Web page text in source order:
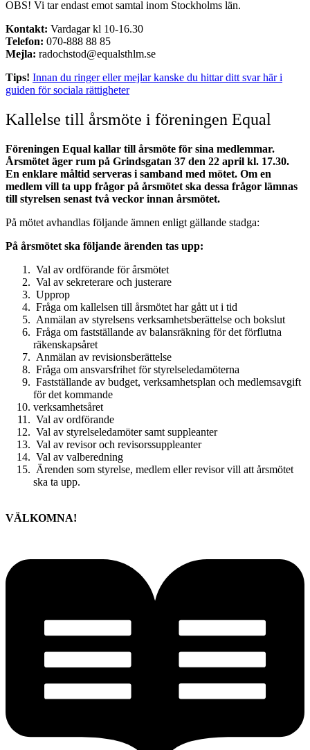
OBS! Vi tar endast emot samtal inom Stockholms län.
Kontakt: Vardagar kl 10-16.30
Telefon: 070-888 88 85
Mejla: radochstod@equalsthlm.se
Tips! Innan du ringer eller mejlar kanske du hittar ditt svar här i
guiden för sociala rättigheter
Kallelse till årsmöte i föreningen Equal
Föreningen Equal kallar till årsmöte för sina medlemmar.
Årsmötet äger rum på Grindsgatan 37 den 22 april kl. 17.30.
En enklare måltid serveras i samband med mötet. Om en
medlem vill ta upp frågor på årsmötet ska dessa frågor lämnas
till styrelsen senast två veckor innan årsmötet.
På mötet avhandlas följande ämnen enligt gällande stadga:
På årsmötet ska följande ärenden tas upp:
Val av ordförande för årsmötet
Val av sekreterare och justerare
Upprop
Fråga om kallelsen till årsmötet har gått ut i tid
Anmälan av styrelsens verksamhetsberättelse och bokslut
Fråga om fastställande av balansräkning för det förflutna
räkenskapsåret
Anmälan av revisionsberättelse
Fråga om ansvarsfrihet för styrelseledamöterna
Fastställande av budget, verksamhetsplan och medlemsavgift
för det kommande
verksamhetsåret
Val av ordförande
Val av styrelseledamöter samt suppleanter
Val av revisor och revisorssuppleanter
Val av valberedning
Ärenden som styrelse, medlem eller revisor vill att årsmötet
ska ta upp.
VÄLKOMNA!